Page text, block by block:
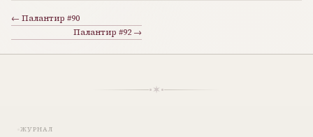
← Палантир #90
Палантир #92 →
ЖУРНАЛ